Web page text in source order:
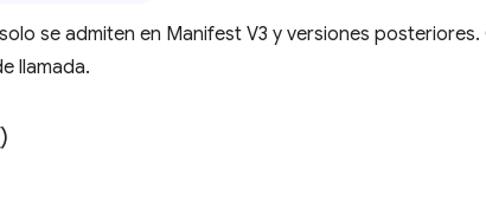
se admiten en Manifest V3 y versiones
llamada.
)